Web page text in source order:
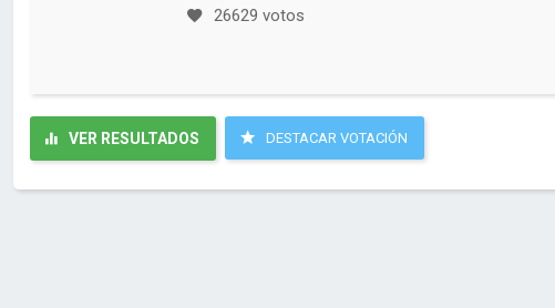
26629 votos
VER RESULTADOS DESTACAR VOTACIÓN